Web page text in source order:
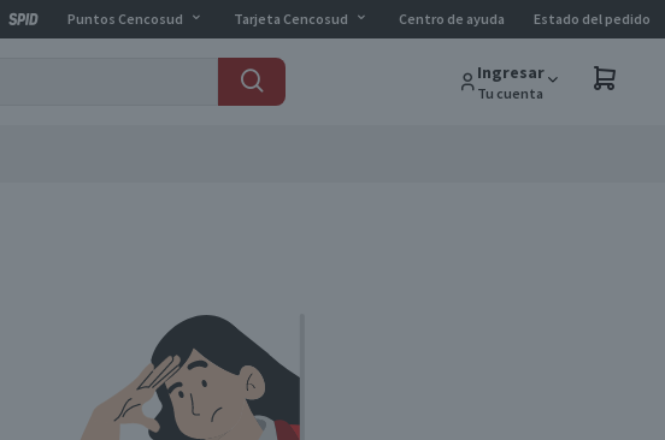
Puntos Cencosud Tarjeta Cencosud Centro de ayuda Estado del pedido
Ingresar
Tu cuenta